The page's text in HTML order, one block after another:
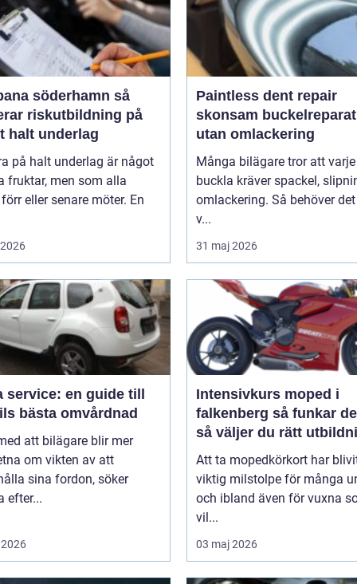
söderhamn så
riskutbildning på
halt underlag
på halt underlag är något
fruktar, men som alla
eller senare möter. En
Paintless dent repair
skonsam
utan omlackering
Många bilägare tror att varje
buckla kräver spackel,
omlackering. Så behöver
v...
31 maj 2026
service: en guide till
bästa omvårdnad
att bilägare blir mer
om vikten av att
sina fordon, söker
efter...
Intensivkurs moped i
falkenberg så funkar det och
så väljer du rätt
Att ta mopedkörkort har
viktig milstolpe för många
och ibland även för vuxna
vil...
03 maj 2026